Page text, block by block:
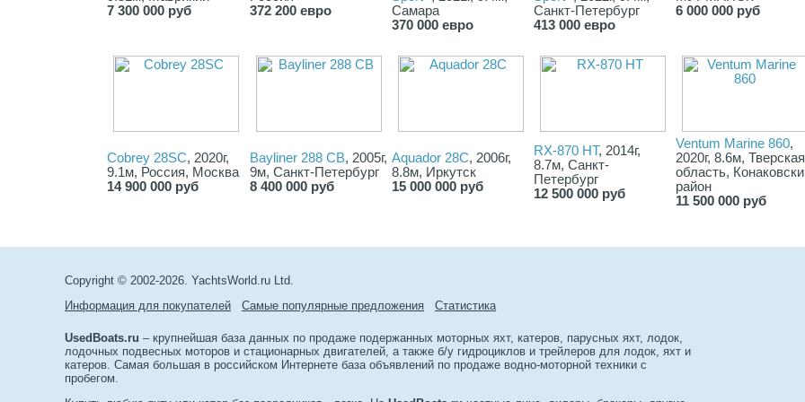
7 300 000 руб
372 200 евро
Самара
370 000 евро
Санкт-Петербург
413 000 евро
6 000 000 руб
Cobrey 28SC, 2020г,
9.1м, Россия, Москва
14 900 000 руб
Bayliner 288 CB, 2005г,
9м, Санкт-Петербург
8 400 000 руб
Aquador 28C, 2006г,
8.8м, Иркутск
15 000 000 руб
RX-870 HT, 2014г,
8.7м, Санкт-
Петербург
12 500 000 руб
Ventum Marine 860,
2020г, 8.6м, Тверская
область,
район
11 500 000 руб
Copyright © 2002-2026. YachtsWorld.ru Ltd.
Информация для покупателей
Самые популярные предложения Cтатиcтика
UsedBoats.ru – крупнейшая база данных по продаже подержанных моторных яхт, катеров, парусных яхт, лодок,
лодочных подвесных моторов и стационарных двигателей, а также б/у гидроциклов и трейлеров для лодок, яхт и
катеров. Самая большая в российском Интернете база объявлений по продаже водно-моторной техники с
пробегом.